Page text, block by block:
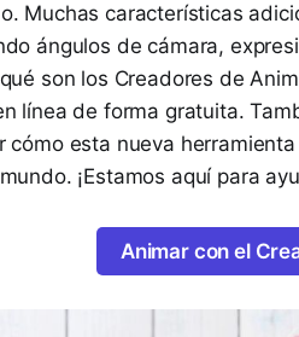
Muchas características
ángulos de cámara,
son los Creadores de
línea de forma gratuita.
cómo esta nueva
¡Estamos aquí para
Animar con el